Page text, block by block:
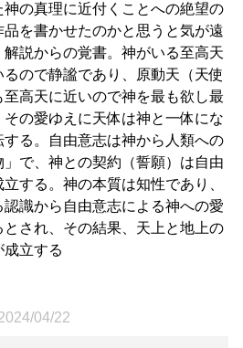
神の真理に近付くことへの絶望の
を書かせたのかと思うと気が遠
解説からの覚書。神がいる至高天
ので静謐であり、原動天（天使
高天に近いので神を最も欲し最
の愛ゆえに天体は神と一体にな
する。自由意志は神から人類への
」で、神との契約（誓願）は自由
する。神の本質は知性であり、
認識から自由意志による神への愛
とされ、その結果、天上と地上の
立する
04/22